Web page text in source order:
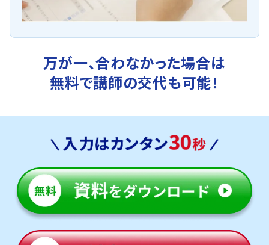
万が一、合わなかった場合は
無料で講師の交代も可能！